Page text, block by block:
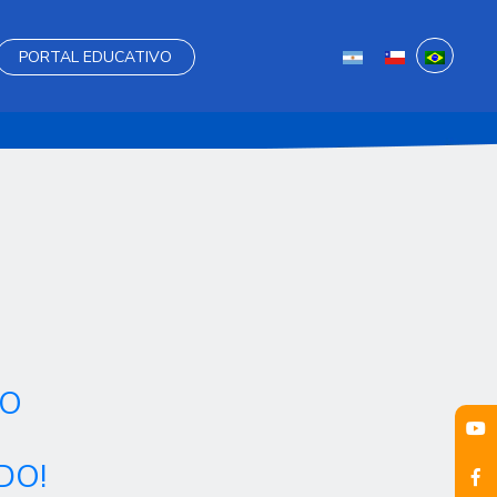
PORTAL EDUCATIVO